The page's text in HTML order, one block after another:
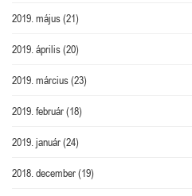
2019. május(21)
2019. április(20)
2019. március(23)
2019. február(18)
2019. január(24)
2018. december(19)